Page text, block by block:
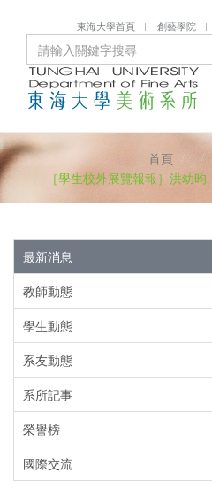
東海大學首頁 創藝學院
首頁
［學生校外展覽報報］洪幼
最新消息
教師動態
學生動態
系友動態
系所記事
榮譽榜
國際交流